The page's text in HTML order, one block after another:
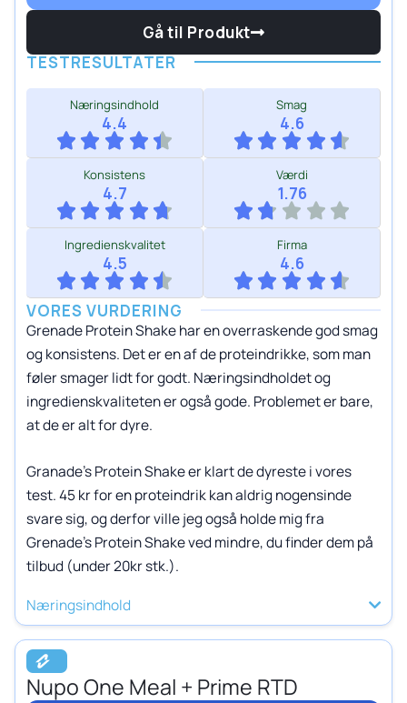
Gå til Produkt
TESTRESULTATER
Næringsindhold
4.4
Smag
4.6
Konsistens
4.7
Værdi
1.76
Ingredienskvalitet
4.5
Firma
4.6
VORES VURDERING
Grenade Protein Shake har en overraskende god smag
og konsistens. Det er en af de proteindrikke, som man
føler smager lidt for godt. Næringsindholdet og
ingredienskvaliteten er også gode. Problemet er bare,
at de er alt for dyre.
Granade’s Protein Shake er klart de dyreste i vores
test. 45 kr for en proteindrik kan aldrig nogensinde
svare sig, og derfor ville jeg også holde mig fra
Grenade’s Protein Shake ved mindre, du finder dem på
tilbud (under 20kr stk.).
Næringsindhold
Nupo One Meal + Prime RTD